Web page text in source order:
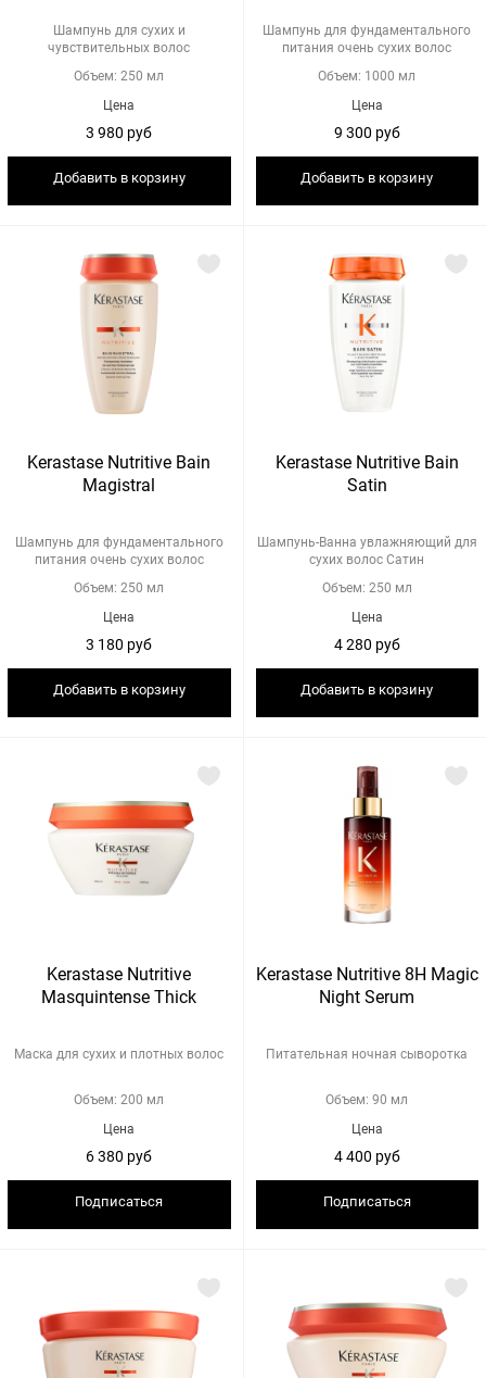
Шампунь для сухих и
чувствительных волос
Объем: 250 мл
Цена
3 980 руб
Добавить в корзину
Шампунь для фундаментального
питания очень сухих волос
Объем: 1000 мл
Цена
9 300 руб
Добавить в корзину
Kerastase Nutritive Bain
Magistral
Шампунь для фундаментального
питания очень сухих волос
Объем: 250 мл
Цена
3 180 руб
Добавить в корзину
Kerastase Nutritive Bain
Satin
Шампунь-Ванна увлажняющий для
сухих волос Сатин
Объем: 250 мл
Цена
4 280 руб
Добавить в корзину
Kerastase Nutritive
Masquintense Thick
Маска для сухих и плотных волос
Объем: 200 мл
Цена
6 380 руб
Подписаться
Kerastase Nutritive 8H Magic
Night Serum
Питательная ночная сыворотка
Объем: 90 мл
Цена
4 400 руб
Подписаться